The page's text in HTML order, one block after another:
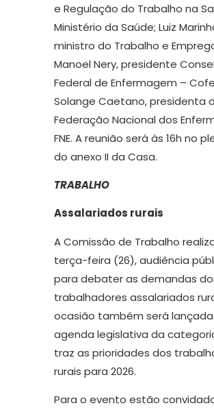
e Regulação do Trabalho na
Ministério da Saúde; Luiz
ministro do Trabalho e
Manoel Nery, presidente
Federal de Enfermagem –
Solange Caetano, presidenta
Federação Nacional dos
FNE. A reunião será às 16h no
do anexo II da Casa.
TRABALHO
Assalariados rurais
A Comissão de Trabalho
terça-feira (26), audiência
para debater as demandas
trabalhadores assalariados
ocasião também será
agenda legislativa da
traz as prioridades dos
rurais para 2026.
Para o evento estão